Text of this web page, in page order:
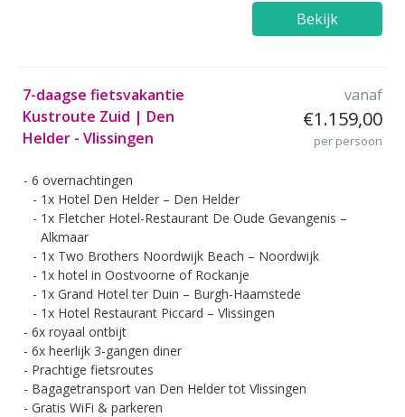
Bekijk
7-daagse fietsvakantie
Kustroute Zuid | Den
Helder - Vlissingen
vanaf
€1.159,00
per persoon
6 overnachtingen
1x Hotel Den Helder – Den Helder
1x Fletcher Hotel-Restaurant De Oude Gevangenis –
Alkmaar
1x Two Brothers Noordwijk Beach – Noordwijk
1x hotel in Oostvoorne of Rockanje
1x Grand Hotel ter Duin – Burgh-Haamstede
1x Hotel Restaurant Piccard – Vlissingen
6x royaal ontbijt
6x heerlijk 3-gangen diner
Prachtige fietsroutes
Bagagetransport van Den Helder tot Vlissingen
Gratis WiFi & parkeren